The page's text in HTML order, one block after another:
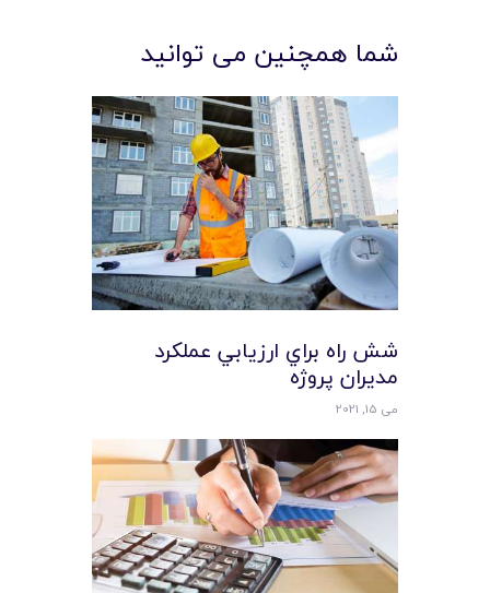
شما همچنین می توانید
شش راه براي ارزيابي عملکرد
مديران پروژه
می 15, 2021